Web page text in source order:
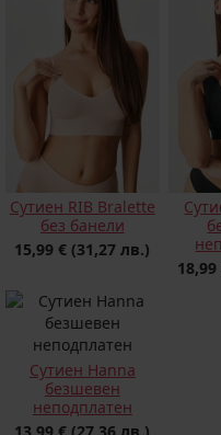
Сутиен RIB Bralette
без банели
15,99 € (31,27 лв.)
18,99
Сутиен Hanna
безшевен
неподплатен